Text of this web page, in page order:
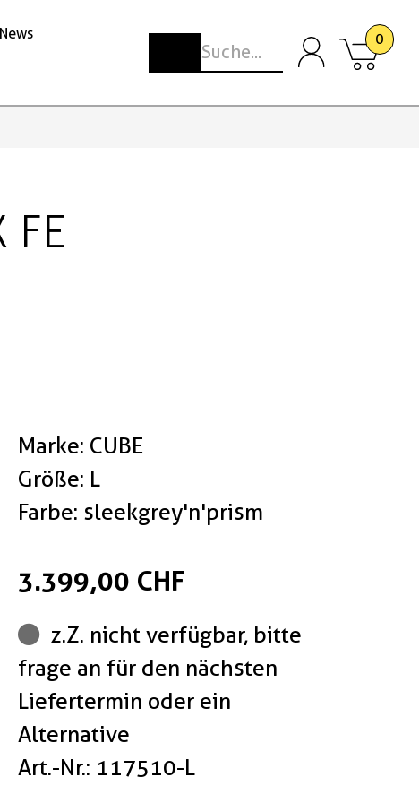
News 0
Marke: CUBE
Größe: L
Farbe: sleekgrey'n'prism
3.399,00 CHF
z.Z. nicht verfügbar, bitte
frage an für den nächsten
Liefertermin oder ein
Alternative
Art.-Nr.: 117510-L